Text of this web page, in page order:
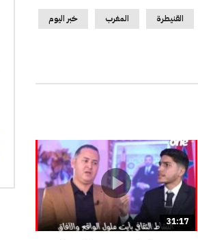
القنيطرة المغرب خبر اليوم
31:17